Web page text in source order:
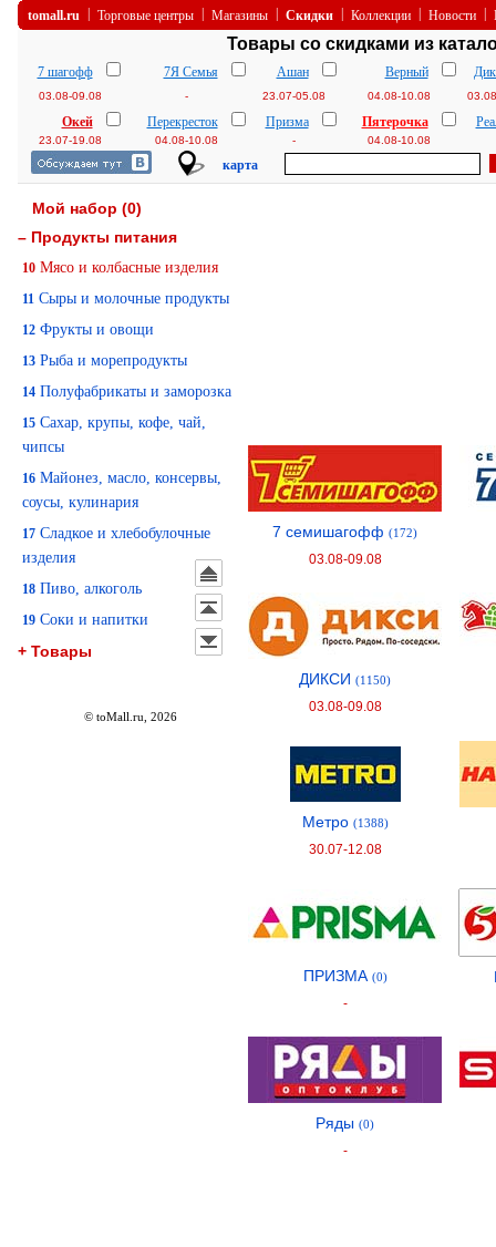
Мой набор (0)
– Продукты питания
10Мясо и колбасные изделия
11Сыры и молочные продукты
12Фрукты и овощи
13Рыба и морепродукты
14Полуфабрикаты и заморозка
15Сахар, крупы, кофе, чай,
чипсы
16Майонез, масло, консервы,
соусы, кулинария
17Сладкое и хлебобулочные
изделия
18Пиво, алкоголь
19Соки и напитки
+ Товары
© toMall.ru, 2026
7 семишагофф (172)
03.08-09.08
ДИКСИ (1150)
03.08-09.08
Метро (1388)
30.07-12.08
ПРИЗМА (0)
-
Ряды (0)
-
tomall.ru Торговые центры Магазины Скидки Коллекции Новости
Товары со скидками из
7 шагофф 7Я Семья Ашан Верный
03.08-09.08 - 23.07-05.08 04.08-10.08
Окей Перекресток Призма Пятерочка
23.07-19.08 04.08-10.08 - 04.08-10.08
карта